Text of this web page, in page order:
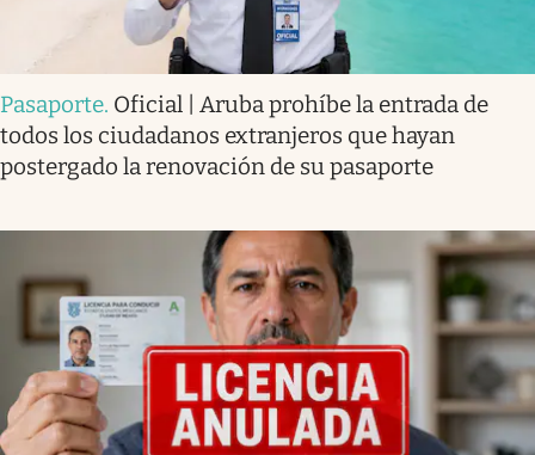
Pasaporte. Oficial | Aruba prohíbe la entrada de
todos los ciudadanos extranjeros que hayan
postergado la renovación de su pasaporte